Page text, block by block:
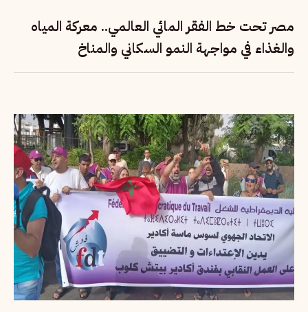
مصر تحت خط الفقر المائي العالمي.. معركة المياه
والغذاء في مواجهة النمو السكاني والمناخ